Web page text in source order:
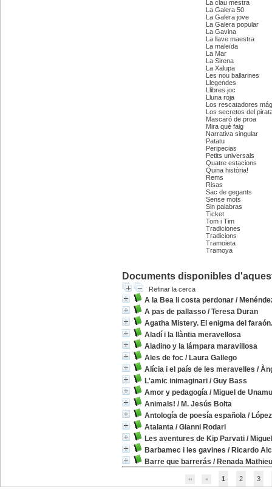
La clau mestra
La Galera 50
La Galera jove
La Galera popular
La Gavina
La llave maestra
La maleïda
La Mar
La Sirena
La Xalupa
Les nou ballarines
Llegendes
Llibres joc
Lluna roja
Los rescatadores
Los secretos del
Mascaró de proa
Mira què faig
Narrativa singular
Patatu
Peripecias
Petits universals
Quatre estacions
Quina història!
Rems
Risas
Sac de gegants
Sense mots
Sin palabras
Ticket
Tom i Tim
Tradiciones
Tradicions
Tramoieta
Tramoya
Documents disponibles
Refinar la cerca
A la Bea li costa perdonar /
A pas de pallasso /Teresa Duran
Agatha Mistery. El enigma del faraón.
Aladí i la llàntia meravellosa
Aladino y la lámpara maravillosa
Ales de foc / Laura Gallego
Alícia i el país de les meravelles /
L'amic inimaginari /Guy Bass
Amor y pedagogía / Miguel de
Animals! / M. Jesús Bolta
Antología de poesía española /
Atalanta /Gianni Rodari
Les aventures de Kip Parvati /
Barbamec i les gavines / Ricardo
Barre que barrerás / Renada Mathieu
1 2 3